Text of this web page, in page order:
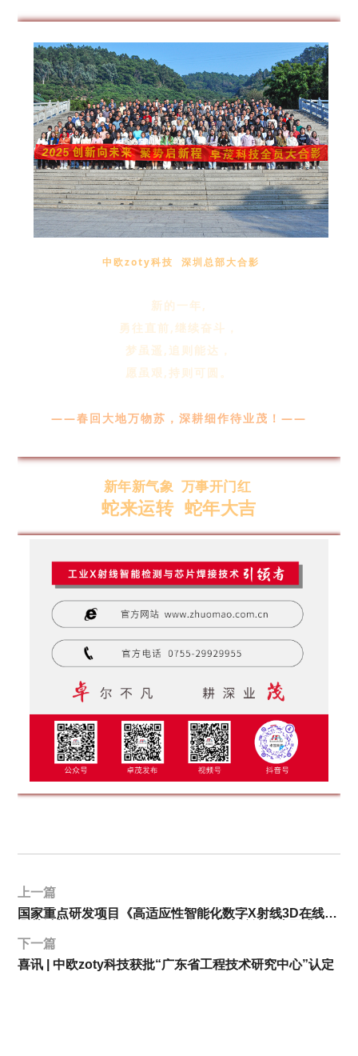
中欧zoty科技 深圳总部大合影
新的一年,
勇往直前,继续奋斗，
梦虽遥,追则能达，
愿虽艰,持则可圆。
——春回大地万物苏，深耕细作待业茂！——
新年新气象
‌蛇来运转
万事开门红
蛇年大吉
上一篇
国家重点研发项目《高适应性智能化数字X射线3D在线检
开
下一篇
喜讯 | 中欧zoty科技获批“广东省工程技术研究中心”认定